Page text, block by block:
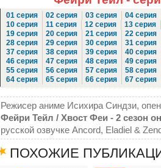
01 серия 02 серия 03 серия
04 серия
10 серия
11 серия 12 серия
13 серия
19 серия
20 серия 21 серия
22 серия
28 серия
29 серия 30 серия
31 серия
37 серия
38 серия 39 серия
40 серия
46 серия
47 серия 48 серия
49 серия
55 серия
56 серия 57 серия
58 серия
64 серия
65 серия 66 серия 67 серия
Режисер аниме Исихира Синдзи,
Фейри Тейл / Хвост Феи - 2 сезон
русской озвучке Ancord, Eladiel &
ПОХОЖИЕ